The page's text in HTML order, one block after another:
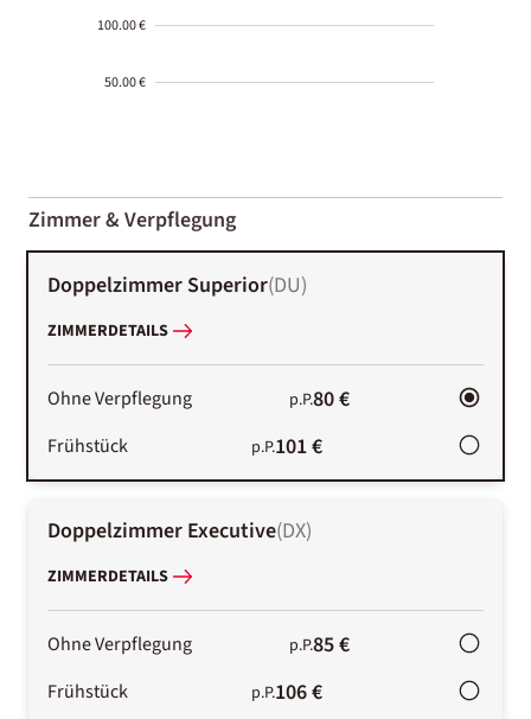
100.00 €
50.00 €
01-02
Zimmer & Verpflegung
Doppelzimmer Superior(DU)
ZIMMERDETAILS
Ohne Verpflegung p.P.80 €
Frühstück p.P.101 €
Doppelzimmer Executive(DX)
ZIMMERDETAILS
Ohne Verpflegung p.P.85 €
Frühstück p.P.106 €